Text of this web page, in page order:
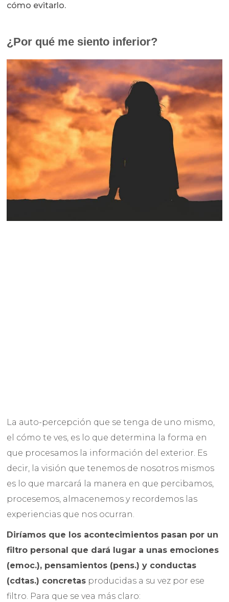
cómo evitarlo.
¿Por qué me siento inferior?
La auto-percepción que se tenga de uno mismo,
el cómo te ves, es lo que determina la forma en
que procesamos la información del exterior. Es
decir, la visión que tenemos de nosotros mismos
es lo que marcará la manera en que percibamos,
procesemos, almacenemos y recordemos las
experiencias que nos ocurran.
Diríamos que los acontecimientos pasan por un
filtro personal que dará lugar a unas emociones
(emoc.), pensamientos (pens.) y conductas
(cdtas.) concretas producidas a su vez por ese
filtro. Para que se vea más claro: